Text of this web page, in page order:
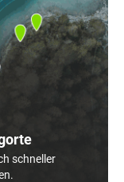
schneller